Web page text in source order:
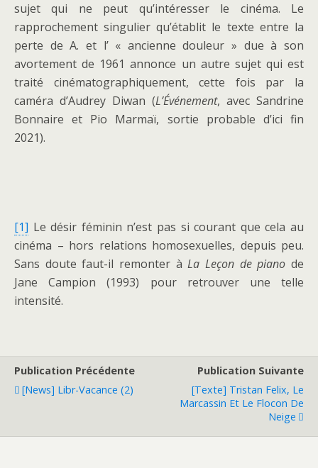
sujet qui ne peut qu’intéresser le cinéma. Le
rapprochement singulier qu’établit le texte entre la
perte de A. et l’ « ancienne douleur » due à son
avortement de 1961 annonce un autre sujet qui est
traité cinématographiquement, cette fois par la
caméra d’Audrey Diwan (L’Événement, avec Sandrine
Bonnaire et Pio Marmaï, sortie probable d’ici fin
2021).
[1] Le désir féminin n’est pas si courant que cela au
cinéma – hors relations homosexuelles, depuis peu.
Sans doute faut-il remonter àLa Leçon de piano de
Jane Campion (1993) pour retrouver une telle
intensité.
Publication Précédente
[News] Libr-Vacance (2)
Publication Suivante
[Texte] Tristan Felix, Le
Marcassin Et Le Flocon De
Neige